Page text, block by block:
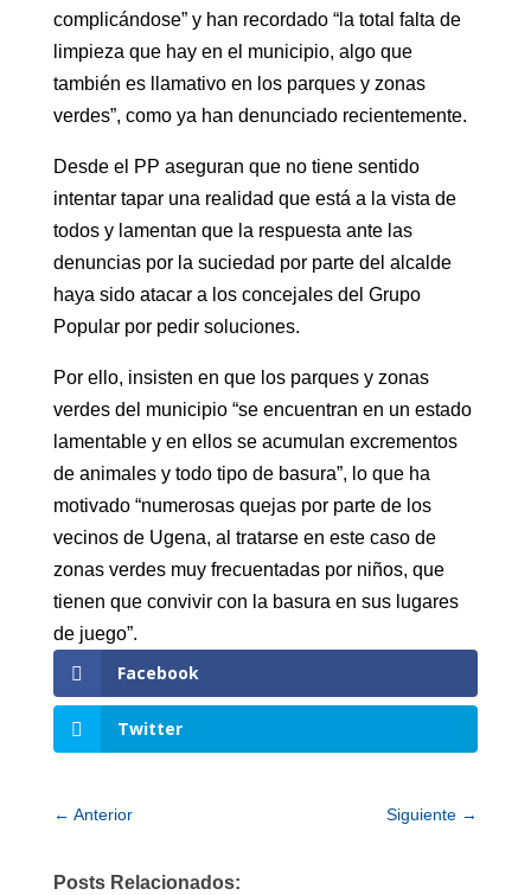
complicándose” y han recordado “la total falta de
limpieza que hay en el municipio, algo que
también es llamativo en los parques y zonas
verdes”, como ya han denunciado recientemente.
Desde el PP aseguran que no tiene sentido
intentar tapar una realidad que está a la vista de
todos y lamentan que la respuesta ante las
denuncias por la suciedad por parte del alcalde
haya sido atacar a los concejales del Grupo
Popular por pedir soluciones.
Por ello, insisten en que los parques y zonas
verdes del municipio “se encuentran en un estado
lamentable y en ellos se acumulan excrementos
de animales y todo tipo de basura”, lo que ha
motivado “numerosas quejas por parte de los
vecinos de Ugena, al tratarse en este caso de
zonas verdes muy frecuentadas por niños, que
tienen que convivir con la basura en sus lugares
de juego”.
Facebook
Twitter
← Anterior Siguiente →
Posts Relacionados: